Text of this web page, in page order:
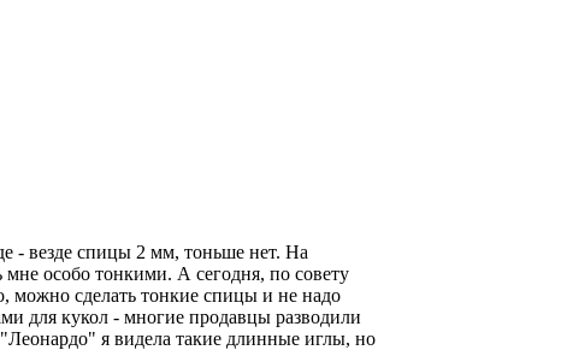
- везде спицы 2 мм, тоньше нет. На
особо тонкими. А сегодня, по совету
можно сделать тонкие спицы и не надо
для кукол - многие продавцы разводили
я видела такие длинные иглы, но